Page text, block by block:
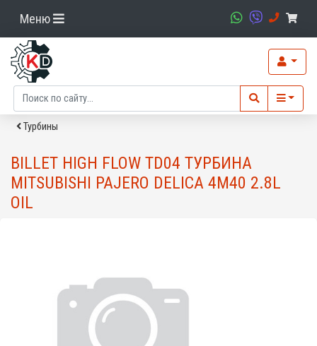
Меню
Турбины
BILLET HIGH FLOW TD04 ТУРБИНА
MITSUBISHI PAJERO DELICA 4M40 2.8L
OIL